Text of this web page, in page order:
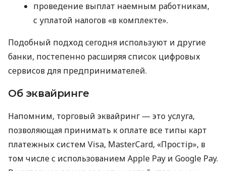
проведение выплат наемным работникам,
с уплатой налогов «в комплекте».
Подобный подход сегодня используют и другие
банки, постепенно расширяя список цифровых
сервисов для предпринимателей.
Об эквайринге
Напомним, торговый эквайринг — это услуга,
позволяющая принимать к оплате все типы карт
платежных систем Visa, MasterCard, «Простір», в
том числе с использованием Apple Pay и Google Pay.